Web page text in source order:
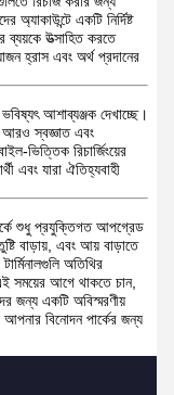
অ্যাকাউন্টে একটি নির্দিষ্ট
উত্সাহিত করতে
হ্রাস এবং অর্থ প্রদানের
আশাব্যঞ্জক দেখাচ্ছে।
আরও স্বজ্ঞাত এবং
ভিত্তিক রিচার্জিংয়ের
এবং যারা ঐতিহ্যবাহী
শুধু প্রযুক্তিগত আপগ্রেড
বাড়ায়, এবং আয় বাড়াতে
অতিথির
সময়ের আগে থাকতে চান,
জন্য একটি অবিস্মরণীয়
আপনার বিনোদন পার্কের জন্য